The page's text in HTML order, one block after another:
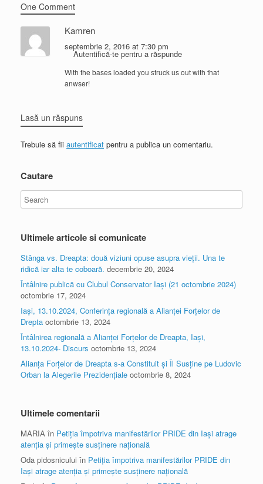
One Comment
Kamren
septembrie 2, 2016 at 7:30 pm
Autentifică-te pentru a răspunde
With the bases loaded you struck us out with that
anwser!
Lasă un răspuns
Trebuie să fii autentificat pentru a publica un comentariu.
Cautare
Ultimele articole si comunicate
Stânga vs. Dreapta: două viziuni opuse asupra vieții. Una te
ridică iar alta te coboară. decembrie 20, 2024
Întâlnire publică cu Clubul Conservator Iași (21 octombrie 2024)
octombrie 17, 2024
Iași, 13.10.2024, Conferința regională a Alianței Forțelor de
Drepta octombrie 13, 2024
Întâlnirea regională a Alianței Forțelor de Dreapta, Iași,
13.10.2024- Discurs octombrie 13, 2024
Alianța Forțelor de Dreapta s-a Constituit și Îl Susține pe Ludovic
Orban la Alegerile Prezidențiale octombrie 8, 2024
Ultimele comentarii
MARIA în Petiția împotriva manifestărilor PRIDE din Iași atrage
atenția și primește susținere națională
Oda pidosnicului în Petiția împotriva manifestărilor PRIDE din
Iași atrage atenția și primește susținere națională